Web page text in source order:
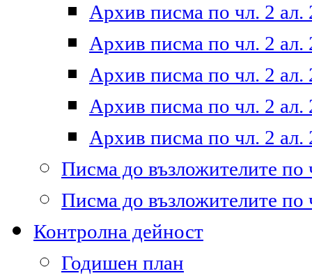
Архив писма по чл. 2 ал.
Архив писма по чл. 2 ал.
Архив писма по чл. 2 ал.
Архив писма по чл. 2 ал.
Архив писма по чл. 2 ал.
Писма до възложителите по
Писма до възложителите по
Контролна дейност
Годишен план